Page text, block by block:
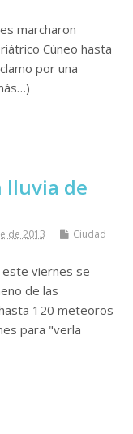
marcharon
Cúneo hasta
por una
lluvia de
de 2013
Ciudad
este viernes se
de las
120 meteoros
para "verla